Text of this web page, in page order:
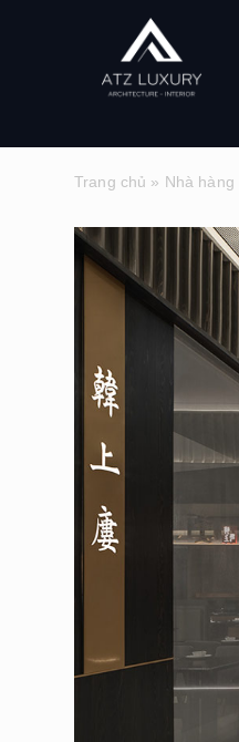
Trang chủ » Nhà hàng